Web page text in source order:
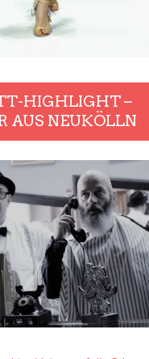
HIGHLIGHT –
AUS NEUKÖLLN